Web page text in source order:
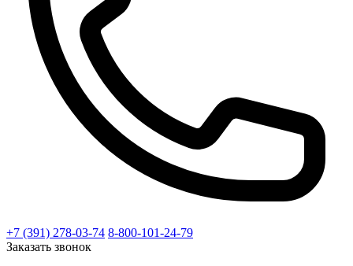
+7 (391) 278-03-74 8-800-101-24-79
Заказать звонок